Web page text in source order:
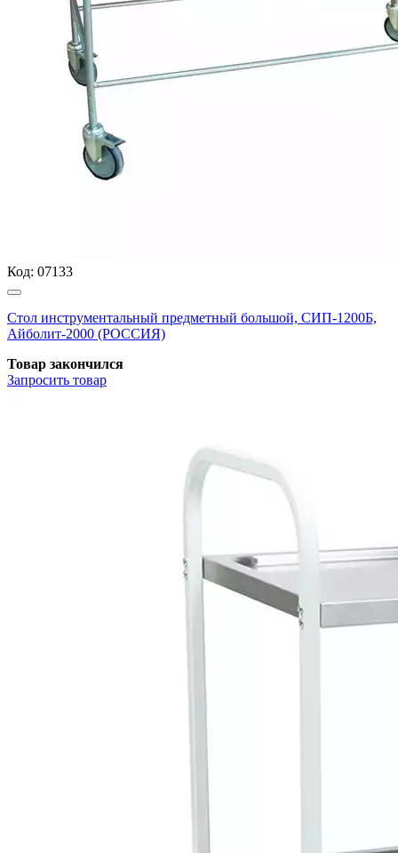
Код: 07133
Стол инструментальный предметный большой, СИП-1200Б,
Айболит-2000 (РОССИЯ)
Товар закончился
Запросить товар